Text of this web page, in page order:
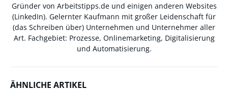
Gründer von Arbeitstipps.de und einigen anderen Websites
(LinkedIn). Gelernter Kaufmann mit großer Leidenschaft für
(das Schreiben über) Unternehmen und Unternehmer aller
Art. Fachgebiet: Prozesse, Onlinemarketing, Digitalisierung
und Automatisierung.
ÄHNLICHE ARTIKEL